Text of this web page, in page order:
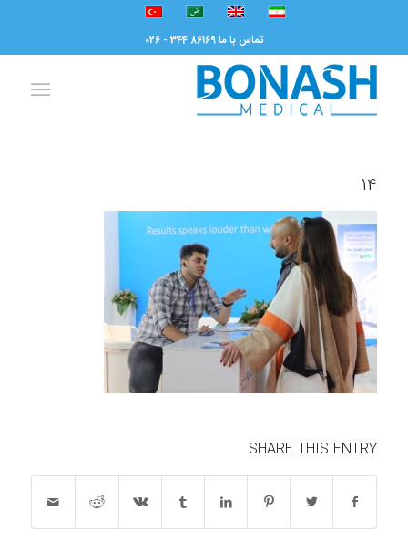
تماس با ما 86169 344 - 026
14
SHARE THIS ENTRY